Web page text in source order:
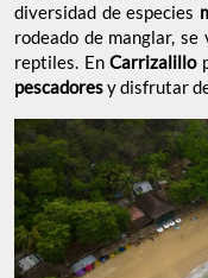
diversidad de especies
rodeado de manglar,
reptiles. EnCarrizalillo
pescadoresy disfrutar